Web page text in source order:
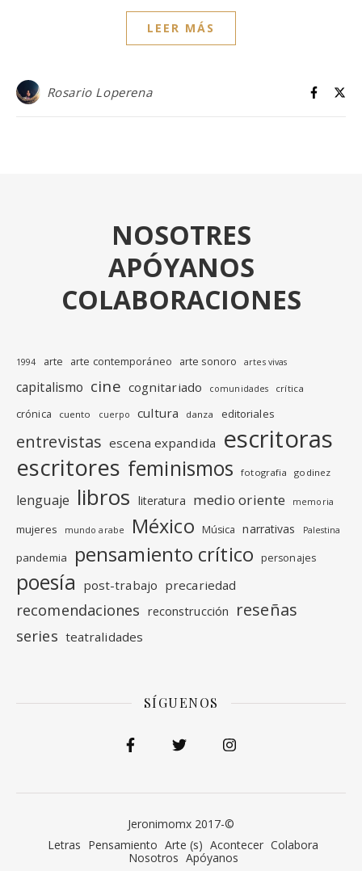
LEER MÁS
Rosario Loperena
NOSOTRES
APÓYANOS
COLABORACIONES
1994 arte arte contemporáneo arte sonoro artes vivas
capitalismo cine cognitariado comunidades crítica
crónica cuento cuerpo cultura danza editoriales
entrevistas escena expandida escritoras
escritores feminismos fotografia godinez
lenguaje libros literatura medio oriente memoria
mujeres mundo arabe México Música narrativas Palestina
pandemia pensamiento crítico personajes
poesía post-trabajo precariedad
recomendaciones reconstrucción reseñas
series teatralidades
SÍGUENOS
Jeronimomx 2017-©
Letras Pensamiento Arte (s) Acontecer Colabora
Nosotros Apóyanos